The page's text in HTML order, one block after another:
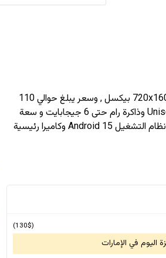
بيكسل , وسعر يبلغ حوالي 110
بمعالج Unisoc T7250 (12 nm) وذاكرة رام حتى 6 جيجابايت و سعة
تخزين حتى 128 جيجابايت , اعتمدت realme في جهازها Realme P4 Lite 4G نظام التشغيل Android 15 وكاميرا رئيسية
(130$)
اليوم في الإمارات